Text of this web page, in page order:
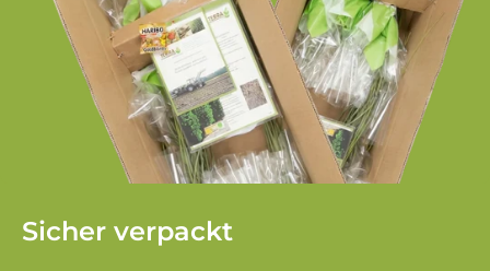
Sicher verpackt